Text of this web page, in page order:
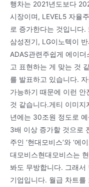
행차는 2021년도보다
시장이며, LEVEL5 자율
로 증가한다는 것입니다
삼성전기, LG이노텍이
ADAS관련주쉽게 에이더
고 표현하는 게 맞는 것
를 발표하고 있습니다.
가능하기 때문에 이런
것 같습니다.게티 이미
년에는 30조원 정도로
3배 이상 증가할 것으로
주인 ‘현대모비스’와 ‘에
대모비스현대모비스는
봐도 무방합니다. 그래
기업입니다. 월급 차트